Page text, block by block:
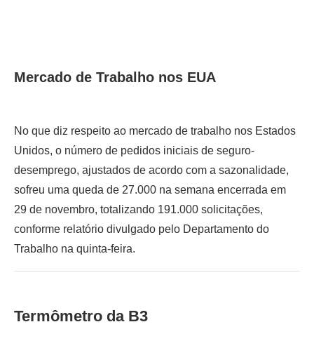
Mercado de Trabalho nos EUA
No que diz respeito ao mercado de trabalho nos Estados
Unidos, o número de pedidos iniciais de seguro-
desemprego, ajustados de acordo com a sazonalidade,
sofreu uma queda de 27.000 na semana encerrada em
29 de novembro, totalizando 191.000 solicitações,
conforme relatório divulgado pelo Departamento do
Trabalho na quinta-feira.
Termômetro da B3